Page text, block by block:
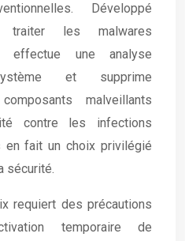
Développé
traiter les malwares
effectue une analyse
et supprime
malveillants
contre les infections
fait un choix privilégié
sécurité.
requiert des précautions
temporaire de